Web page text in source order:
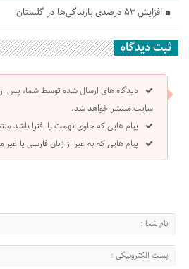
افزایش ۵۳ درصدی بارندگی‌ها در گلستان
ثبت دیدگاه
دیدگاه های ارسال شده توسط شما، پس
سایت منتشر خواهد شد.
پیام هایی که حاوی تهمت یا افترا باشد
پیام هایی که به غیر از زبان فارسی یا